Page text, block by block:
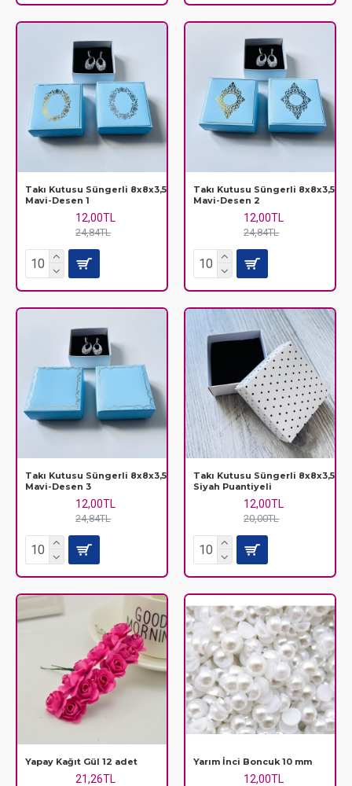
Takı Kutusu Süngerli 8x8x3,5
Mavi-Desen 1
12,00TL
24,84TL
Takı Kutusu Süngerli 8x8x3,5
Mavi-Desen 2
12,00TL
24,84TL
Takı Kutusu Süngerli 8x8x3,5
Mavi-Desen 3
12,00TL
24,84TL
Takı Kutusu Süngerli 8x8x3,5
Siyah Puantiyeli
12,00TL
20,00TL
Yapay Kağıt Gül 12 adet
21,26TL
Yarım İnci Boncuk 10 mm
12,00TL